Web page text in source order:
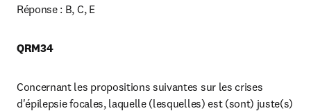
Réponse : B, C, E
QRM34
Concernant les propositions suivantes sur les crises
d'épilepsie focales, laquelle (lesquelles) est (sont) juste(s)